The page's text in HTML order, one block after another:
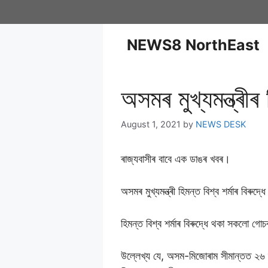
NEWS8 NorthEast
অসমৰ
August 1, 2021 by NEWS DESK
ৰাজ্যবাসীৰ বাবে এক ডাঙৰ খবৰ।
অসমৰ মুখ্যমন্ত্ৰী হিমন্ত বিশ্ব শৰ্মাৰ
হিমন্ত বিশ্ব শৰ্মাৰ বিৰুদ্ধে থকা সকলো
উল্লেখ্য যে, অসম-মিজোৰাম সীমান্তত ২৬